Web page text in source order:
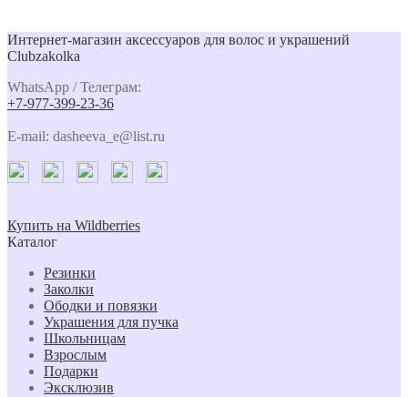
Интернет-магазин аксессуаров для волос и украшений
Clubzakolka
WhatsApp / Телеграм:
+7-977-399-23-36
E-mail: dasheeva_e@list.ru
Купить на Wildberries
Каталог
Резинки
Заколки
Ободки и повязки
Украшения для пучка
Школьницам
Взрослым
Подарки
Эксклюзив